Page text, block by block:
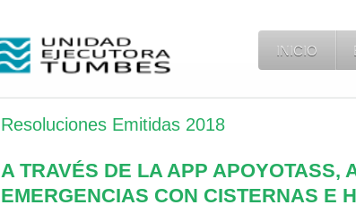
INICIO
Resoluciones Emitidas 2018
A TRAVÉS DE LA APP APOYOTASS,
EMERGENCIAS CON CISTERNAS E